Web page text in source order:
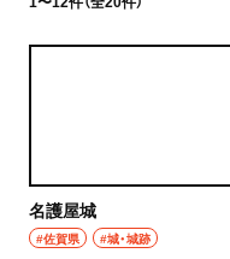
名護屋城
#佐賀県 #城・城跡